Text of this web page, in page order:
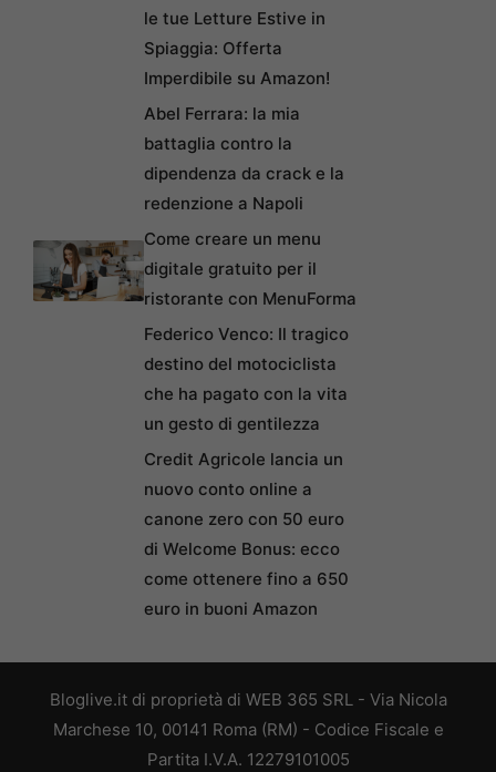
le tue Letture Estive in
Spiaggia: Offerta
Imperdibile su Amazon!
Abel Ferrara: la mia
battaglia contro la
dipendenza da crack e la
redenzione a Napoli
Come creare un menu
digitale gratuito per il
ristorante con MenuForma
Federico Venco: Il tragico
destino del motociclista
che ha pagato con la vita
un gesto di gentilezza
Credit Agricole lancia un
nuovo conto online a
canone zero con 50 euro
di Welcome Bonus: ecco
come ottenere fino a 650
euro in buoni Amazon
Bloglive.it di proprietà di WEB 365 SRL - Via Nicola
Marchese 10, 00141 Roma (RM) - Codice Fiscale e
Partita I.V.A. 12279101005